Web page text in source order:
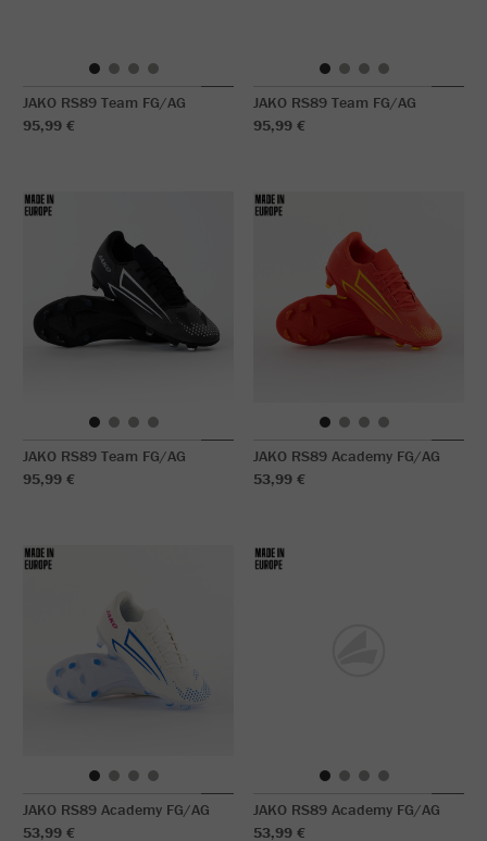
JAKO RS89 Team FG/AG
95,99 €
JAKO RS89 Team FG/AG
95,99 €
JAKO RS89 Team FG/AG
95,99 €
JAKO RS89 Academy FG/AG
53,99 €
JAKO RS89 Academy FG/AG
53,99 €
JAKO RS89 Academy FG/AG
53,99 €